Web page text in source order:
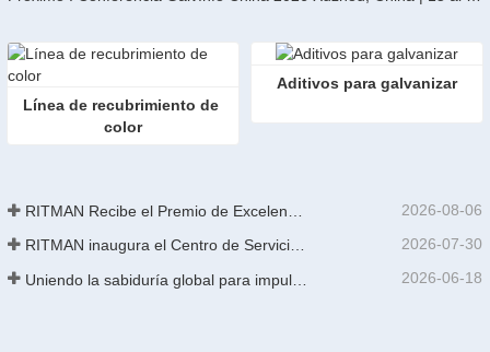
Línea de recubrimiento de
color
Aditivos para galvanizar
2026-08-06
RITMAN inaugura el Centro de Servicio al Cliente Global para elevar el soporte de ciclo de vida completo para clientes en todo el mundo 2026-07-30
2026-06-18